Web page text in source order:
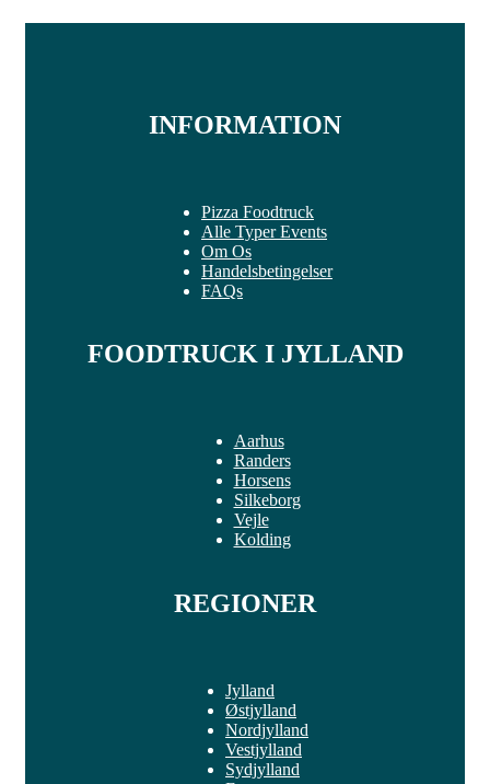
INFORMATION
Pizza Foodtruck
Alle Typer Events
Om Os
Handelsbetingelser
FAQs
FOODTRUCK I JYLLAND
Aarhus
Randers
Horsens
Silkeborg
Vejle
Kolding
REGIONER
Jylland
Østjylland
Nordjylland
Vestjylland
Sydjylland